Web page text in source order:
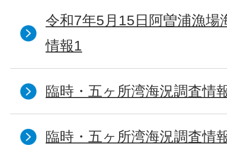
令和7年5月15日阿曽浦漁場
情報1
臨時・五ヶ所湾海況調査情
臨時・五ヶ所湾海況調査情